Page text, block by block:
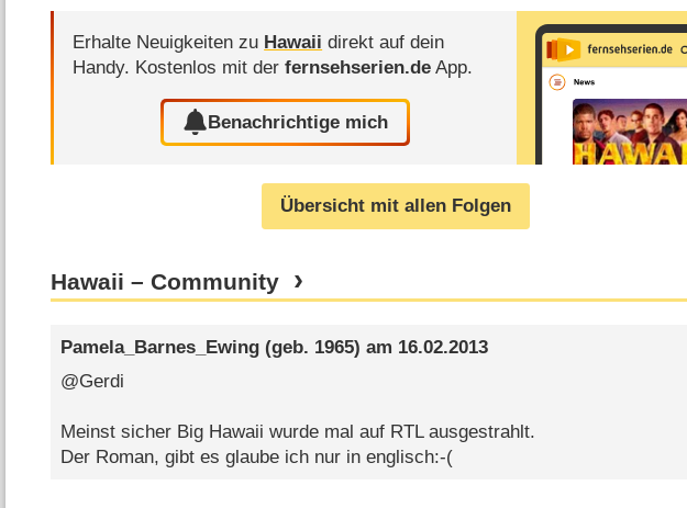
Erhalte Neuigkeiten zu Hawaii direkt auf dein
Handy. Kostenlos mit derfernsehserien.de App.
Benachrichtige mich
Übersicht mit allen Folgen
Hawaii – Community
Pamela_Barnes_Ewing(geb. 1965) am 16.02.2013
@Gerdi
Meinst sicher Big Hawaii wurde mal auf RTL ausgestrahlt.
Der Roman, gibt es glaube ich nur in englisch:-(